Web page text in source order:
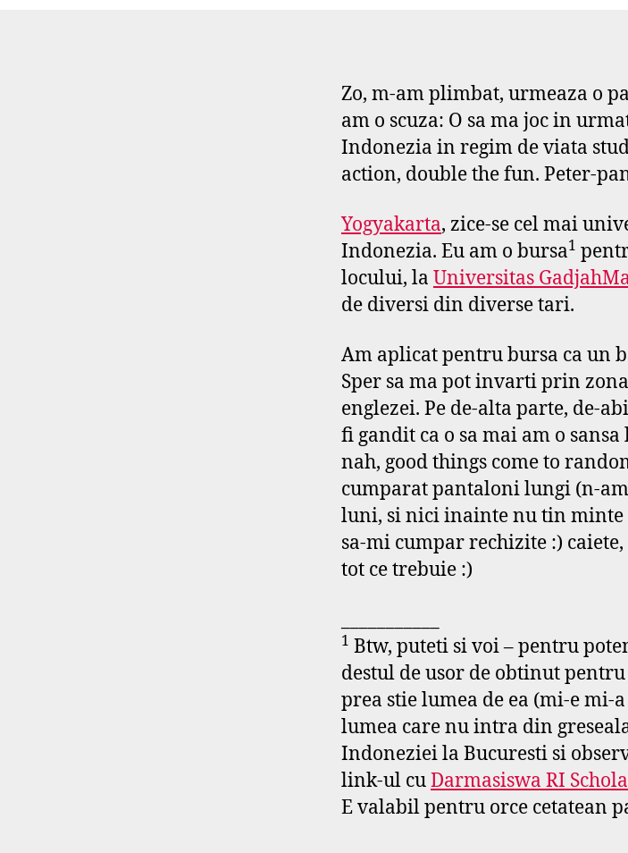
Zo, m-am plimbat, urmeaza o
am o scuza: O sa ma joc in
Indonezia in regim de viata
action, double the fun. Peter-
Yogyakarta, zice-se cel mai
Indonezia. Eu am o bursa1
locului, la Universitas
de diversi din diverse tari.
Am aplicat pentru bursa ca un
Sper sa ma pot invarti prin
englezei. Pe de-alta parte, de-
fi gandit ca o sa mai am o
nah, good things come to
cumparat pantaloni lungi (n-
luni, si nici inainte nu tin minte
sa-mi cumpar rechizite :)
tot ce trebuie :)
1 Btw, puteti si voi – pentru
destul de usor de obtinut
prea stie lumea de ea (mi-e mi-
lumea care nu intra din
Indoneziei la Bucuresti si
link-ul cuDarmasiswa RI
E valabil pentru orce cetatean